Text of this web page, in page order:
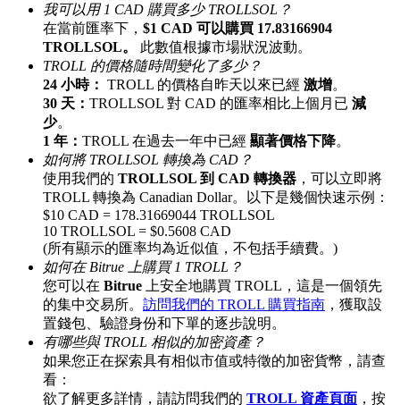
邀请好友
邀請朋友獲得現金獎勵
BTC 專享獎勵
BTC 專享獎勵
我可以用 1 CAD 購買多少 TROLLSOL？
在當前匯率下， $1 CAD 可以購買 17.83166904
TROLLSOL。
此數值根據市場狀況波動。
TROLL 的價格隨時間變化了多少？
24 小時： TROLL 的價格自昨天以來已經 激增。
30 天： TROLLSOL 對 CAD 的匯率相比上個月已 減
少。
1 年： TROLL 在過去一年中已經 顯著價格下降。
如何將 TROLLSOL 轉換為 CAD？
使用我們的 TROLLSOL 到 CAD 轉換器 ，可以立即將
TROLL 轉換為 Canadian Dollar。以下是幾個快速示例：
$10 CAD = 178.31669044 TROLLSOL
10 TROLLSOL = $0.5608 CAD
(所有顯示的匯率均為近似值，不包括手續費。)
如何在 Bitrue 上購買 1 TROLL？
您可以在 Bitrue 上安全地購買 TROLL，這是一個領先
的集中交易所。 訪問我們的 TROLL 購買指南 ，獲取設
置錢包、驗證身份和下單的逐步說明。
有哪些與 TROLL 相似的加密資產？
如果您正在探索具有相似市值或特徵的加密貨幣，請查
看：
欲了解更多詳情，請訪問我們的 TROLL 資產頁面 ，按